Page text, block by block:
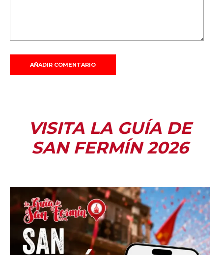
VISITA LA GUÍA DE
SAN FERMÍN 2026